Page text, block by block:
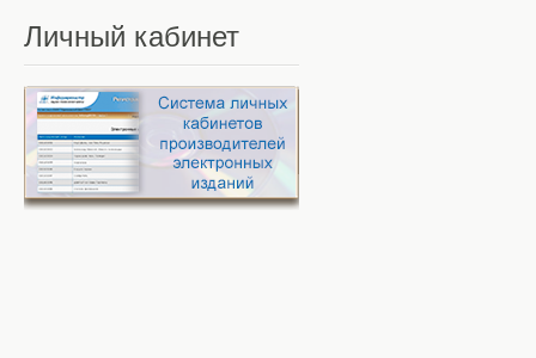
Личный кабинет